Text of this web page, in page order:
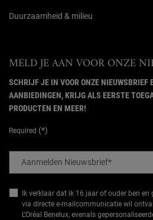
Duurzaamheid & milieu
MELD JE AAN VOOR ONZE
SCHRIJF JE IN VOOR ONZE NIEUWSBRIEF
AANBIEDINGEN, KRIJG ALS EERSTE
PRODUCTEN EN MEER!
Required (*)
Aanmelden Nieuwsbrief*
Ik verklaar dat ik 16 jaar of ouder ben en
via directe e-mailcommunicatie wil
L’Oréal Benelux, evenals